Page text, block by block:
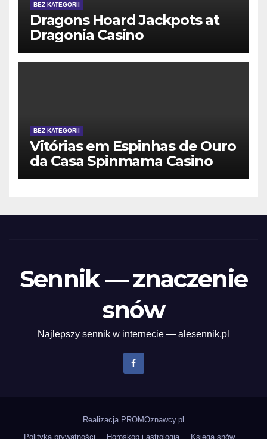
BEZ KATEGORII
Dragons Hoard Jackpots at
Dragonia Casino
BEZ KATEGORII
Vitórias em Espinhas de Ouro
da Casa Spinmama Casino
Sennik — znaczenie
snów
Najlepszy sennik w internecie — alesennik.pl
Realizacja PROMOznawcy.pl
Polityka prywatności
Horoskop i astrologia Księga snów